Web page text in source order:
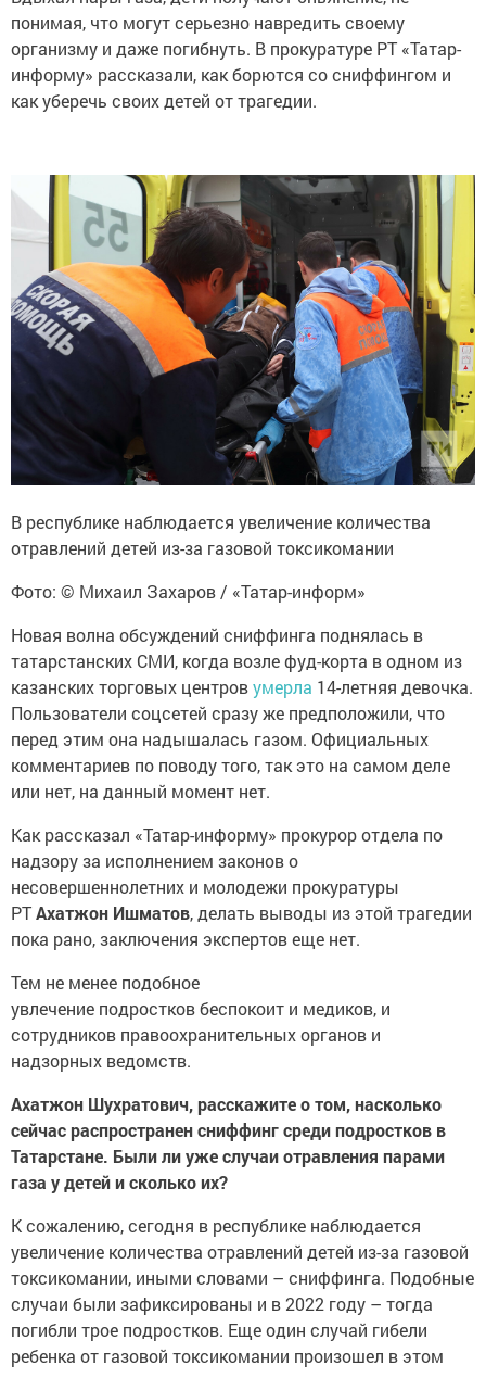
понимая, что могут серьезно навредить своему
организму и даже погибнуть. В прокуратуре РТ «Татар-
информу» рассказали, как борются со сниффингом и
как уберечь своих детей от трагедии.
В республике наблюдается увеличение количества
отравлений детей из-за газовой токсикомании
Фото: © Михаил Захаров / «Татар-информ»
Новая волна обсуждений сниффинга поднялась в
татарстанских СМИ, когда возле фуд-корта в одном из
казанских торговых центровумерла 14-летняя девочка.
Пользователи соцсетей сразу же предположили, что
перед этим она надышалась газом. Официальных
комментариев по поводу того, так это на самом деле
или нет, на данный момент нет.
Как рассказал «Татар-информу» прокурор отдела по
надзору за исполнением законов о
несовершеннолетних и молодежи прокуратуры
РТАхатжон Ишматов, делать выводы из этой трагедии
пока рано, заключения экспертов еще нет.
Тем не менее подобное
увлечение подростков беспокоит и медиков, и
сотрудников правоохранительных органов и
надзорных ведомств.
Ахатжон Шухратович, расскажите о том, насколько
сейчас распространен сниффинг среди подростков в
Татарстане. Были ли уже случаи отравления парами
газа у детей и сколько их?
К сожалению, сегодня в республике наблюдается
увеличение количества отравлений детей из-за газовой
токсикомании, иными словами – сниффинга. Подобные
случаи были зафиксированы и в 2022 году – тогда
погибли трое подростков. Еще один случай гибели
ребенка от газовой токсикомании произошел в этом